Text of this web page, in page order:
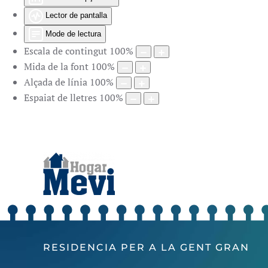
Lector de pantalla
Mode de lectura
Escala de contingut 100%
Mida de la font 100%
Alçada de línia 100%
Espaiat de lletres 100%
RESIDENCIA PER A LA GENT GRAN